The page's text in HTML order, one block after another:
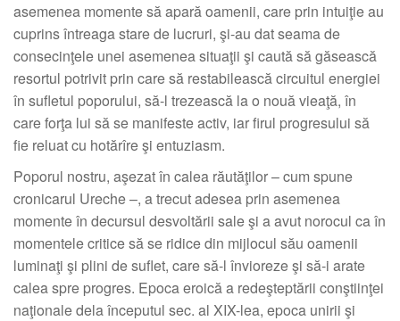
asemenea momente să apară oamenii, care prin intuiţie au
cuprins întreaga stare de lucruri, şi-au dat seama de
consecinţele unei asemenea situaţii şi caută să găsească
resortul potrivit prin care să restabilească circuitul energiei
în sufletul poporului, să-l trezească la o nouă vieaţă, în
care forţa lui să se manifeste activ, iar firul progresului să
fie reluat cu hotărîre şi entuziasm.
Poporul nostru, aşezat în calea răutăţilor – cum spune
cronicarul Ureche –, a trecut adesea prin asemenea
momente în decursul desvoltării sale şi a avut norocul ca în
momentele critice să se ridice din mijlocul său oamenii
luminaţi şi plini de suflet, care să-l învioreze şi să-i arate
calea spre progres. Epoca eroică a redeşteptării conştiinţei
naţionale dela începutul sec. al XIX-lea, epoca unirii şi